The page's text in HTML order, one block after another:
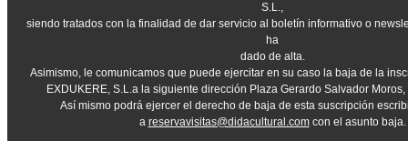
S.L.,
siendo tratados con la finalidad de dar servicio al boletín informativo o
ha
dado de alta.
Asimismo, le comunicamos que puede ejercitar en su caso la baja de la
EXDUKERE, S.L.a la siguiente dirección Plaza Gerardo Salvador
Así mismo podrá ejercer el derecho de baja de esta suscripción
a reservavisitas@didacultural.comcon el asunto baja.